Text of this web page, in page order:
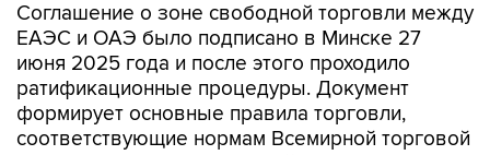
Соглашение о зоне свободной торговли между
ЕАЭС и ОАЭ было подписано в Минске 27
июня 2025 года и после этого проходило
ратификационные процедуры. Документ
формирует основные правила торговли,
соответствующие нормам Всемирной торговой